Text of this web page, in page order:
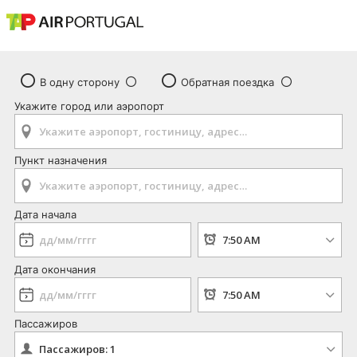
В одну сторону
Обратная поездка
Укажите город или аэропорт
Пункт назначения
Дата начала
Дата окончания
Пассажиров